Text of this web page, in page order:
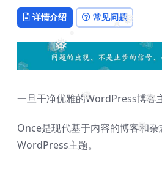
❅
❅
❅
❅ ❅
❅
❅
详情介绍 常见问题
一旦干净优雅的WordPress博客
Once是现代基于内容的博客和
WordPress主题。